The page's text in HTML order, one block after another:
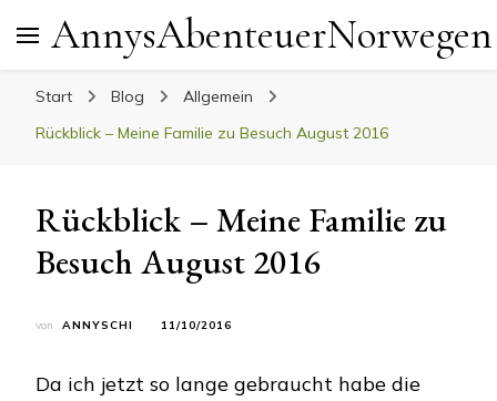
AnnysAbenteuerNorwegen
Start Blog
Allgemein
Rückblick – Meine Familie zu Besuch August 2016
Rückblick – Meine Familie zu
Besuch August 2016
von ANNYSCHI 11/10/2016
Da ich jetzt so lange gebraucht habe die